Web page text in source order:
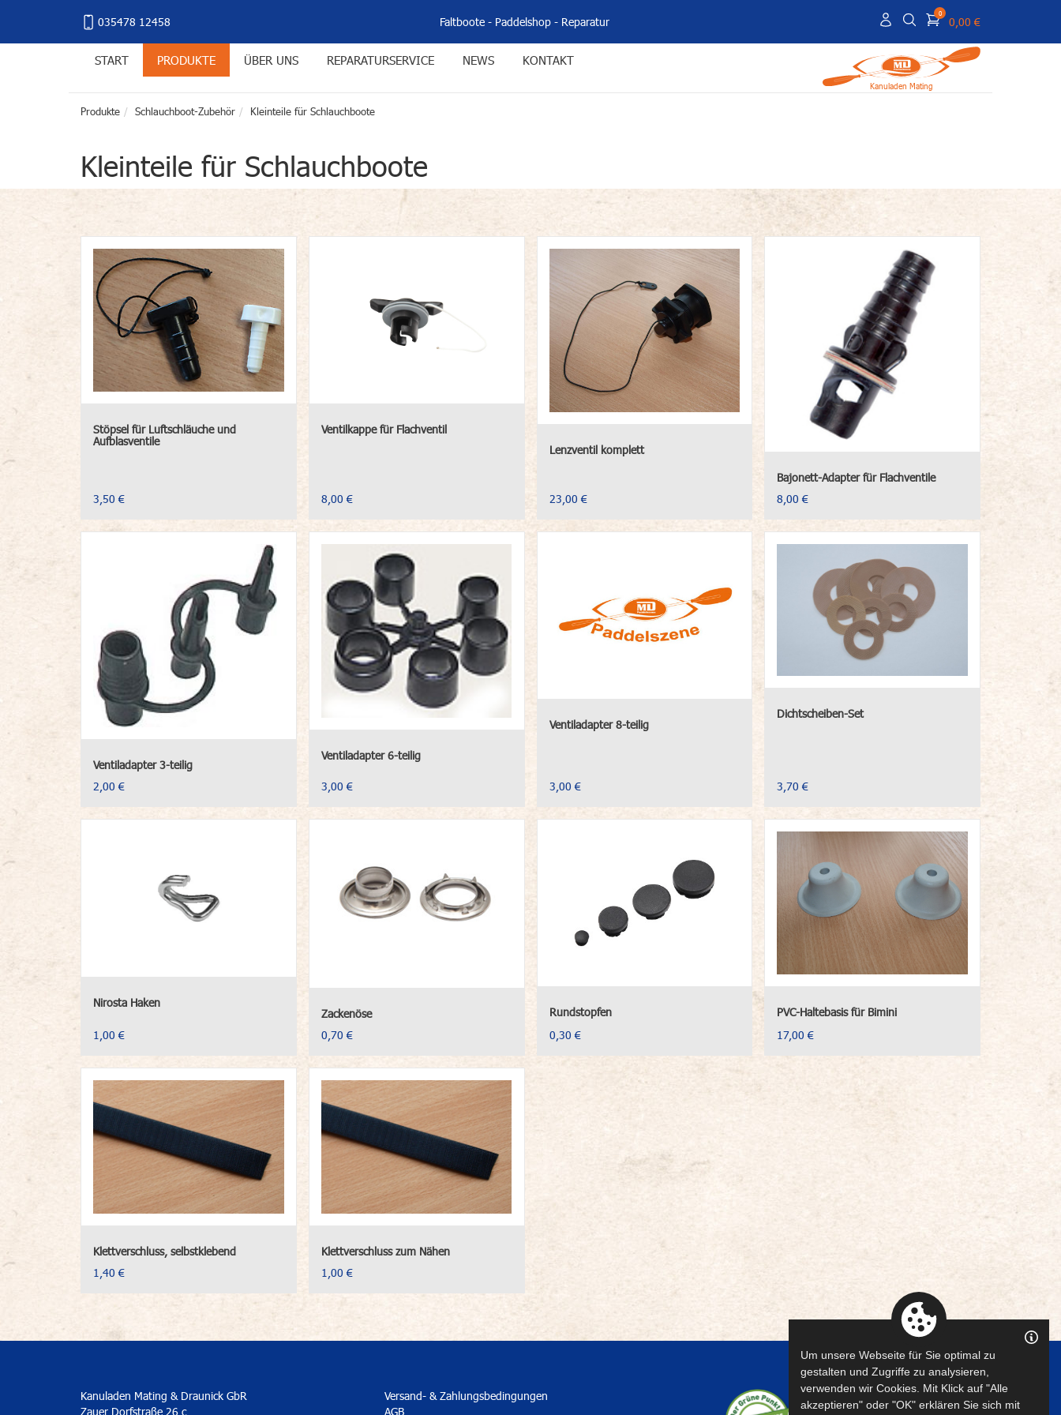
035478 12458 Faltboote- Paddelshop- Reparatur
0
0,00 €
START PRODUKTE ÜBER UNS REPARATURSERVICE NEWS KONTAKT
Kanuladen Mating
Produkte Schlauchboot-Zubehör Kleinteile für Schlauchboote
Kleinteile für Schlauchboote
Stöpsel für Luftschläuche und
Aufblasventile
3,50 €
Ventilkappe für Flachventil
8,00 €
Lenzventil komplett
23,00 €
Bajonett-Adapter für Flachventile
8,00 €
Ventiladapter 3-teilig
2,00 €
Ventiladapter 6-teilig
3,00 €
Ventiladapter 8-teilig
3,00 €
Dichtscheiben-Set
3,70 €
Nirosta Haken
1,00 €
Zackenöse
0,70 €
Rundstopfen
0,30 €
PVC-Haltebasis für Bimini
17,00 €
Klettverschluss, selbstklebend
1,40 €
Klettverschluss zum Nähen
1,00 €
Kanuladen Mating & Draunick GbR
Zauer Dorfstraße 26 c
Versand- & Zahlungsbedingungen
AGB
Um unsere Webseite für Sie optimal zu
gestalten und Zugriffe zu analysieren,
verwenden wir Cookies. Mit Klick auf "Alle
akzeptieren" oder "OK" erklären Sie sich mit